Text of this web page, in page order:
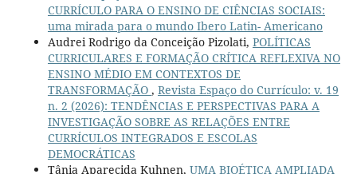
CURRÍCULO PARA O ENSINO DE CIÊNCIAS SOCIAIS:
uma mirada para o mundo Ibero Latin- Americano
Audrei Rodrigo da Conceição Pizolati, POLÍTICAS
CURRICULARES E FORMAÇÃO CRÍTICA REFLEXIVA NO
ENSINO MÉDIO EM CONTEXTOS DE
TRANSFORMAÇÃO , Revista Espaço do Currículo: v. 19
n. 2 (2026): TENDÊNCIAS E PERSPECTIVAS PARA A
INVESTIGAÇÃO SOBRE AS RELAÇÕES ENTRE
CURRÍCULOS INTEGRADOS E ESCOLAS
DEMOCRÁTICAS
Tânia Aparecida Kuhnen, UMA BIOÉTICA AMPLIADA